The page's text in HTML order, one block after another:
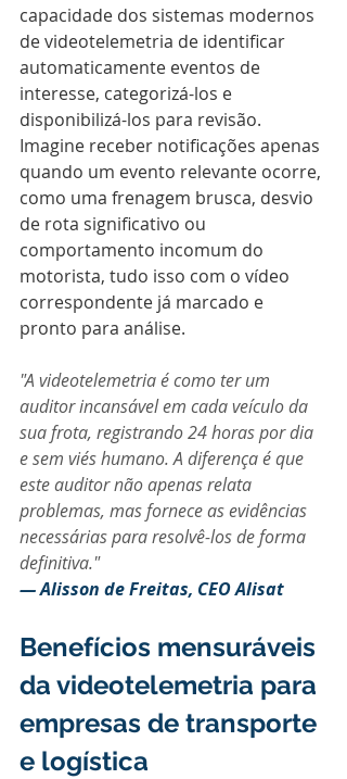
capacidade dos sistemas modernos
de videotelemetria de identificar
automaticamente eventos de
interesse, categorizá-los e
disponibilizá-los para revisão.
Imagine receber notificações apenas
quando um evento relevante ocorre,
como uma frenagem brusca, desvio
de rota significativo ou
comportamento incomum do
motorista, tudo isso com o vídeo
correspondente já marcado e
pronto para análise.
"A videotelemetria é como ter um
auditor incansável em cada veículo da
sua frota, registrando 24 horas por dia
e sem viés humano. A diferença é que
este auditor não apenas relata
problemas, mas fornece as evidências
necessárias para resolvê-los de forma
definitiva."
— Alisson de Freitas, CEO Alisat
Benefícios mensuráveis
da videotelemetria para
empresas de transporte
e logística